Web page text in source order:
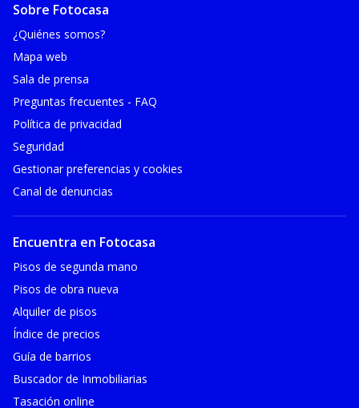
Sobre Fotocasa
¿Quiénes somos?
Mapa web
Sala de prensa
Preguntas frecuentes - FAQ
Política de privacidad
Seguridad
Gestionar preferencias y cookies
Canal de denuncias
Encuentra en Fotocasa
Pisos de segunda mano
Pisos de obra nueva
Alquiler de pisos
Índice de precios
Guía de barrios
Buscador de Inmobiliarias
Tasación online